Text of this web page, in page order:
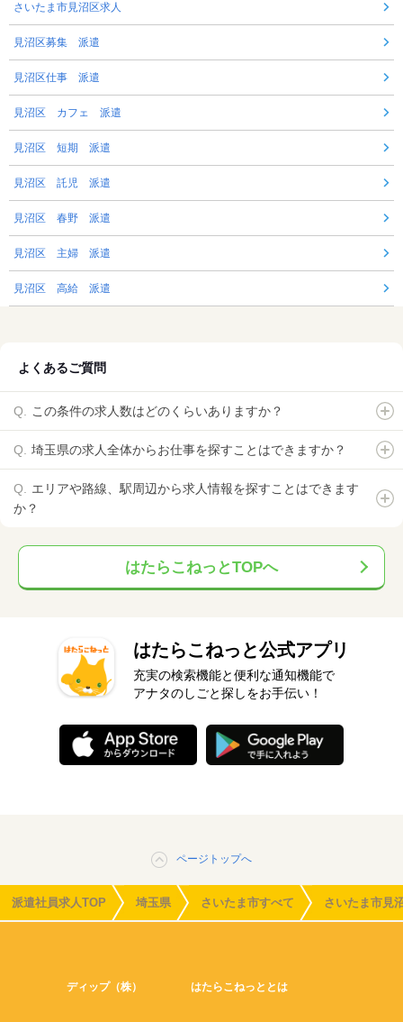
さいたま市見沼区求人
見沼区募集 派遣
見沼区仕事 派遣
見沼区 カフェ 派遣
見沼区 短期 派遣
見沼区 託児 派遣
見沼区 春野 派遣
見沼区 主婦 派遣
見沼区 高給 派遣
よくあるご質問
この条件の求人数はどのくらいありますか？
埼玉県の求人全体からお仕事を探すことはできますか？
エリアや路線、駅周辺から求人情報を探すことはできます
か？
はたらこねっとTOPへ
はたらこねっと公式アプリ
充実の検索機能と便利な通知機能で
アナタのしごと探しをお手伝い！
ページトップへ
派遣社員求人TOP 埼玉県 さいたま市すべて さいたま市見
ディップ（株） はたらこねっととは